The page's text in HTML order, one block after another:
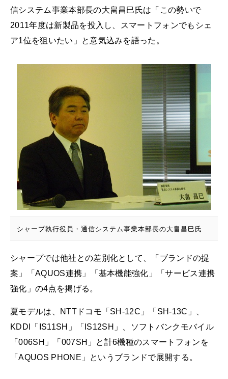
信システム事業本部長の大畠昌巳氏は「この勢いで
2011年度は新製品を投入し、スマートフォンでもシェ
ア1位を狙いたい」と意気込みを語った。
シャープ執行役員・通信システム事業本部長の大畠昌巳氏
シャープでは他社との差別化として、「ブランドの提
案」「AQUOS連携」「基本機能強化」「サービス連携
強化」の4点を掲げる。
夏モデルは、NTTドコモ「SH-12C」「SH-13C」、
KDDI「IS11SH」「IS12SH」、ソフトバンクモバイル
「006SH」「007SH」と計6機種のスマートフォンを
「AQUOS PHONE」というブランドで展開する。